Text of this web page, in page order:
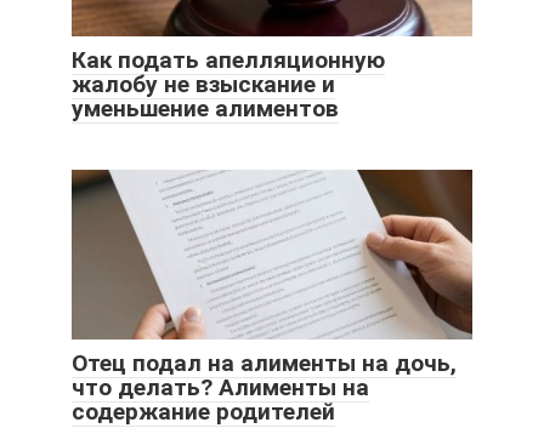
Как подать апелляционную
жалобу не взыскание и
уменьшение алиментов
Отец подал на алименты на дочь,
что делать? Алименты на
содержание родителей